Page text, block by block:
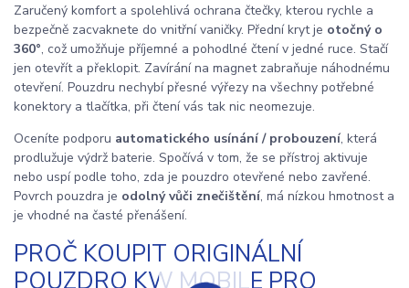
Zaručený komfort a spolehlivá ochrana čtečky, kterou rychle a
bezpečně zacvaknete do vnitřní vaničky. Přední kryt je otočný o
360°, což umožňuje příjemné a pohodlné čtení v jedné ruce. Stačí
jen otevřít a překlopit. Zavírání na magnet zabraňuje náhodnému
otevření. Pouzdru nechybí přesné výřezy na všechny potřebné
konektory a tlačítka, při čtení vás tak nic neomezuje.
Oceníte podporu automatického usínání / probouzení, která
prodlužuje výdrž baterie. Spočívá v tom, že se přístroj aktivuje
nebo uspí podle toho, zda je pouzdro otevřené nebo zavřené.
Povrch pouzdra je odolný vůči znečištění, má nízkou hmotnost a
je vhodné na časté přenášení.
PROČ KOUPIT ORIGINÁLNÍ